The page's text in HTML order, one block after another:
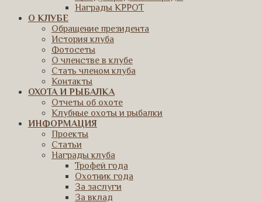
Награды КРРОТ
О КЛУБЕ
Обращение президента
История клуба
Фотосеты
О членстве в клубе
Стать членом клуба
Контакты
ОХОТА И РЫБАЛКА
Отчеты об охоте
Клубные охоты и рыбалки
ИНФОРМАЦИЯ
Проекты
Статьи
Награды клуба
Трофей года
Охотник года
За заслуги
За вклад